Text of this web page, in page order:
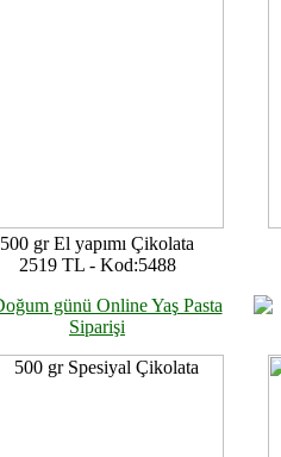
500 gr El yapımı Çikolata
2519 TL - Kod:5488